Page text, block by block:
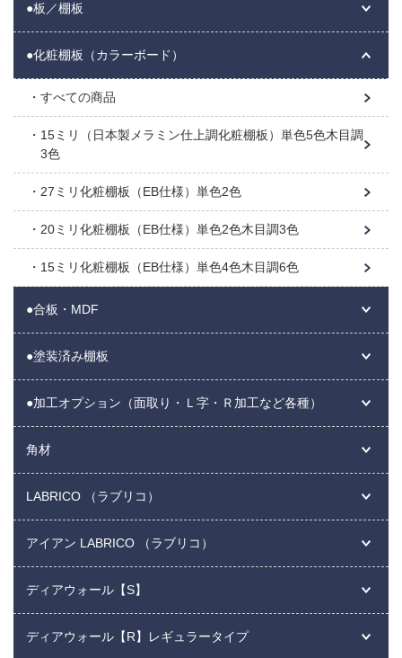
●板／棚板
●化粧棚板（カラーボード）
すべての商品
15ミリ（日本製メラミン仕上調化粧棚板）単色5色木目調
3色
27ミリ化粧棚板（EB仕様）単色2色
20ミリ化粧棚板（EB仕様）単色2色木目調3色
15ミリ化粧棚板（EB仕様）単色4色木目調6色
●合板・MDF
●塗装済み棚板
●加工オプション（面取り・Ｌ字・Ｒ加工など各種）
角材
LABRICO （ラブリコ）
アイアン LABRICO （ラブリコ）
ディアウォール【S】
ディアウォール【R】レギュラータイプ